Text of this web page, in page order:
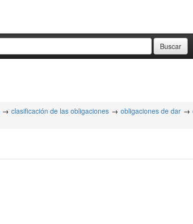
clasificación de las obligaciones obligaciones de dar